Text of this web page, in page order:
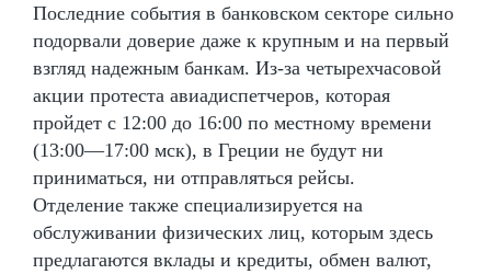
Последние события в банковском секторе сильно
подорвали доверие даже к крупным и на первый
взгляд надежным банкам. Из-за четырехчасовой
акции протеста авиадиспетчеров, которая
пройдет с 12:00 до 16:00 по местному времени
(13:00—17:00 мск), в Греции не будут ни
приниматься, ни отправляться рейсы.
Отделение также специализируется на
обслуживании физических лиц, которым здесь
предлагаются вклады и кредиты, обмен валют,